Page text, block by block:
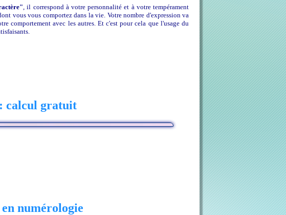
, il correspond à votre personnalité et à votre tempérament
vous vous comportez dans la vie. Votre nombre d'expression va
comportement avec les autres. Et c'est pour cela que l'usage du
calcul gratuit
numérologie